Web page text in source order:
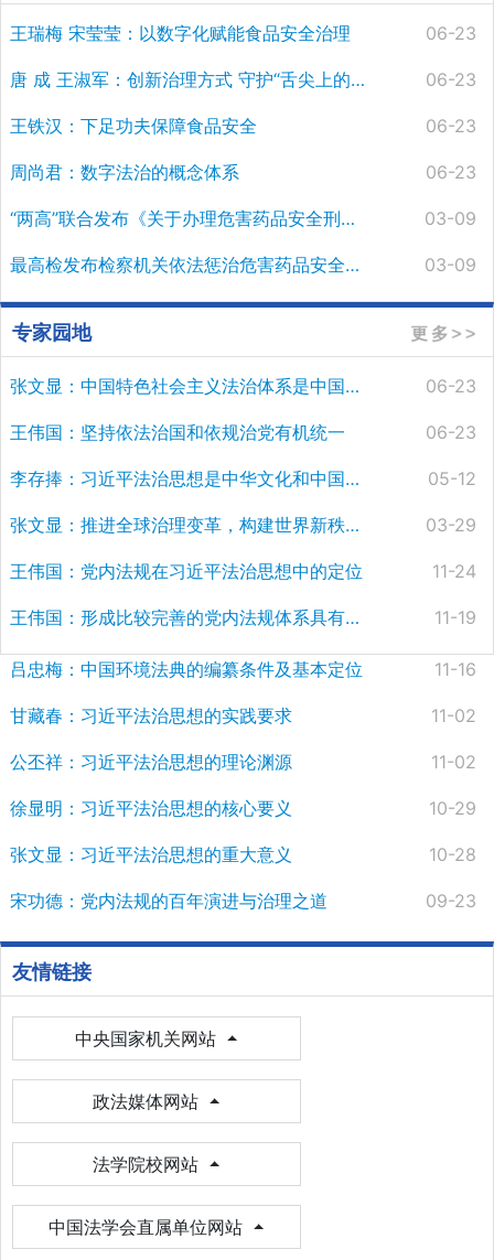
王瑞梅 宋莹莹：以数字化赋能食品安全治理 06-23
唐 成 王淑军：创新治理方式 守护“舌尖上的安全” 06-23
王铁汉：下足功夫保障食品安全 06-23
周尚君：数字法治的概念体系 06-23
“两高”联合发布《关于办理危害药品安全刑事案件适用法律若干问题的解释》 03-09
最高检发布检察机关依法惩治危害药品安全犯罪典型案例 03-09
专家园地
张文显：中国特色社会主义法治体系是中国法学自主知识体系的基石 06-23
王伟国：坚持依法治国和依规治党有机统一 06-23
李存捧：习近平法治思想是中华文化和中国精神的时代精华 05-12
张文显：推进全球治理变革，构建世界新秩序——习近平治国理政的全球思维 03-29
王伟国：党内法规在习近平法治思想中的定位 11-24
王伟国：形成比较完善的党内法规体系具有里程碑意义 11-19
吕忠梅：中国环境法典的编纂条件及基本定位 11-16
​甘藏春：习近平法治思想的实践要求 11-02
公丕祥：习近平法治思想的理论渊源 11-02
徐显明：习近平法治思想的核心要义 10-29
​张文显：习近平法治思想的重大意义 10-28
宋功德：党内法规的百年演进与治理之道 09-23
友情链接
中央国家机关网站
政法媒体网站
法学院校网站
中国法学会直属单位网站